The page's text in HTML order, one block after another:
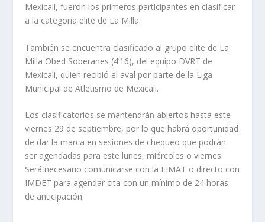
Mexicali, fueron los primeros participantes en clasificar
a la categoría elite de La Milla.
También se encuentra clasificado al grupo elite de La
Milla Obed Soberanes (4’16), del equipo DVRT de
Mexicali, quien recibió el aval por parte de la Liga
Municipal de Atletismo de Mexicali.
Los clasificatorios se mantendrán abiertos hasta este
viernes 29 de septiembre, por lo que habrá oportunidad
de dar la marca en sesiones de chequeo que podrán
ser agendadas para este lunes, miércoles o viernes.
Será necesario comunicarse con la LIMAT o directo con
IMDET para agendar cita con un mínimo de 24 horas
de anticipación.